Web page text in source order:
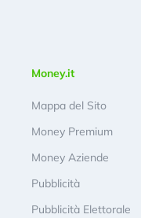
Money.it
Mappa del Sito
Money Premium
Money Aziende
Pubblicità
Pubblicità Elettorale